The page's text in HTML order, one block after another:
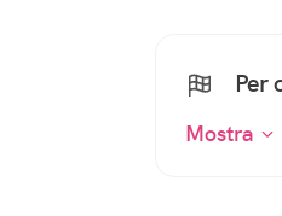
Per
Mostra